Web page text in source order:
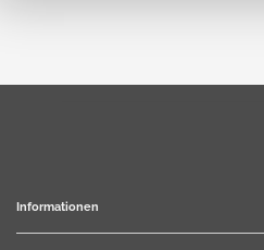
Informationen